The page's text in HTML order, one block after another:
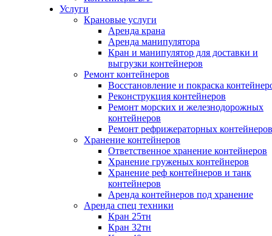
Услуги
Крановые услуги
Аренда крана
Аренда манипулятора
Кран и манипулятор для доставки и
выгрузки контейнеров
Ремонт контейнеров
Восстановление и покраска
Реконструкция контейнеров
Ремонт морских и железнодорожных
контейнеров
Ремонт рефрижераторных контейнеров
Хранение контейнеров
Ответственное хранение контейнеров
Хранение груженых контейнеров
Хранение реф контейнеров и танк
контейнеров
Аренда контейнеров под хранение
Аренда спец техники
Кран 25тн
Кран 32тн